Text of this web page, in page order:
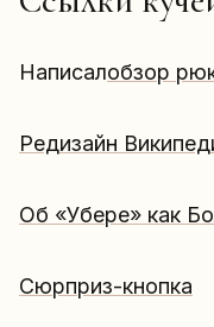
Написалобзор
Редизайн
Об «Убере» как
Сюрприз-кнопка